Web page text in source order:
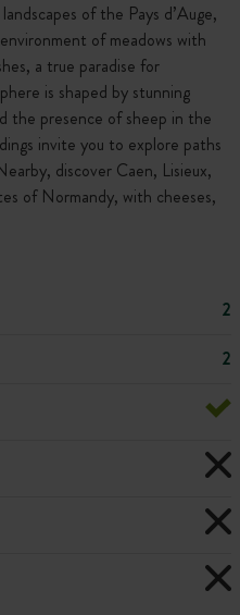
of the Pays d’Auge,
of meadows with
a true paradise for
is shaped by stunning
the presence of sheep in the
invite you to explore paths
discover Caen, Lisieux,
of Normandy, with cheeses,
2
2